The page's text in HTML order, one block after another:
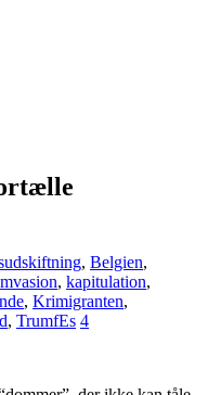
, Belgien,
, kapitulation,
, Krimigranten,
, TrumfEs 4